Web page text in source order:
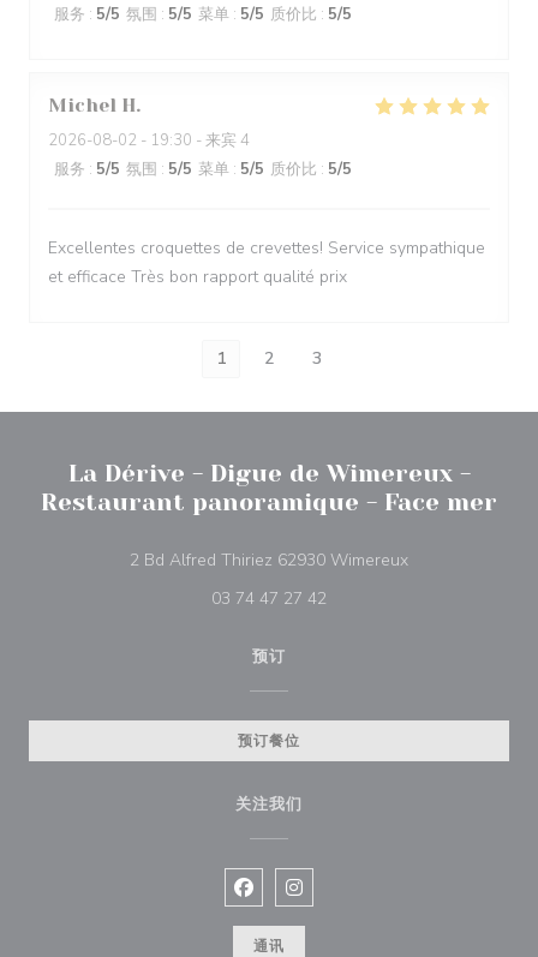
服务 : 5/5 氛围 : 5/5 菜单 : 5/5 质价比 : 5/5
Michel H
2026-08-02 - 19:30 - 来宾 4
服务 : 5/5 氛围 : 5/5 菜单 : 5/5 质价比 : 5/5
Excellentes croquettes de crevettes! Service sympathique
et efficace Très bon rapport qualité prix
1 2 3
La Dérive - Digue de Wimereux -
Restaurant panoramique - Face mer
2 Bd Alfred Thiriez 62930 Wimereux((在新窗口中打开
03 74 47 27 42
预订
预订餐位
关注我们
Facebook ((在新窗口中打开))
Instagram ((在新窗口中打开))
通讯